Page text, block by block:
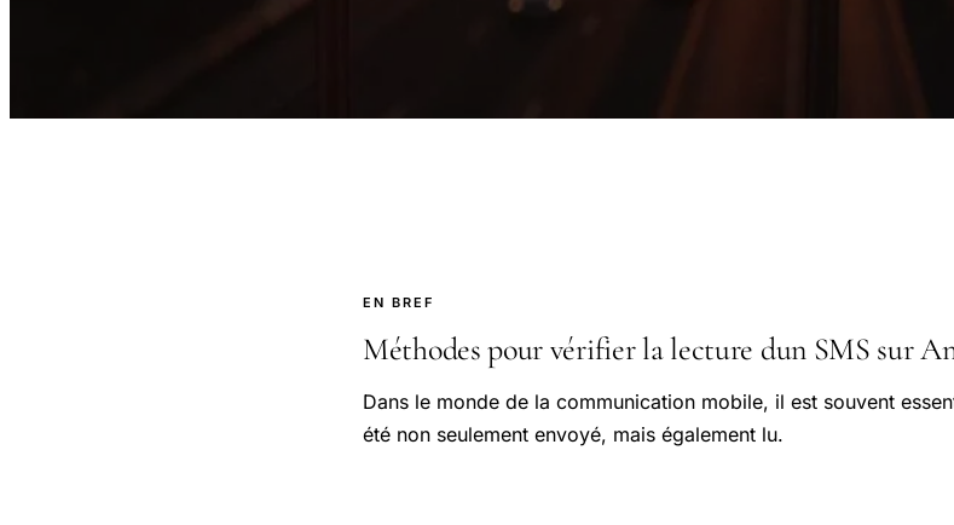
EN BREF
Méthodes pour vérifier la lecture dun SMS sur
Dans le monde de la communication mobile, il est souvent
été non seulement envoyé, mais également lu.